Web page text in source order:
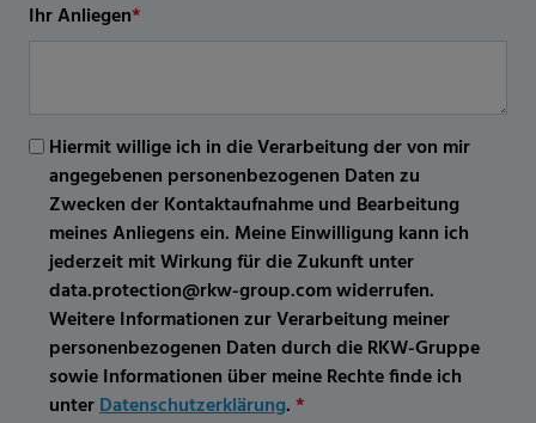
Ihr Anliegen*
Hiermit willige ich in die Verarbeitung der von mir
angegebenen personenbezogenen Daten zu
Zwecken der Kontaktaufnahme und Bearbeitung
meines Anliegens ein. Meine Einwilligung kann ich
jederzeit mit Wirkung für die Zukunft unter
data.protection@rkw-group.com widerrufen.
Weitere Informationen zur Verarbeitung meiner
personenbezogenen Daten durch die RKW-Gruppe
sowie Informationen über meine Rechte finde ich
unterDatenschutzerklärung.*